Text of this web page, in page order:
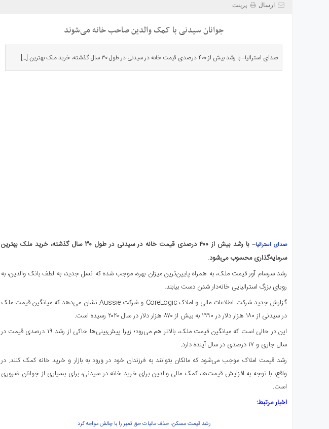
ارسال پرینت
جوانان سیدنی با کمک والدین صاحب خانه می‌شوند
صدای استرالیا– با رشد بیش از ۴۰۰ درصدی قیمت‌ خانه در سیدنی در طول ۳۰ سال گذشته، خرید ملک بهترین […]
صدای استرالیا
– با رشد بیش از ۴۰۰ درصدی قیمت‌ خانه در سیدنی در طول ۳۰ سال گذشته، خرید ملک بهترین
سرمایه‌گذاری محسوب می‌شود.
رشد سرسام آور قیمت ملک، به همراه پایین‌ترین میزان بهره، موجب شده که نسل جدید، به لطف بانک والدین، به
رویای بزرگ استرالیایی خانه‌دار شدن دست بیابند.
گزارش جدید شرکت اطلاعات مالی و املاک CoreLogic و شرکت Aussie نشان می‌دهد که میانگین قیمت ملک
در سیدنی از ۱۸۰ هزار دلار در ۱۹۹۰ به بیش از ۸۷۰ هزار دلار در سال ۲۰۲۰ رسیده است.
این در حالی است که میانگین قیمت ملک، بالاتر هم می‌رود؛ زیرا پیش‌بینی‌ها حاکی از رشد ۱۹ درصدی قیمت در
سال جاری و ۱۷ درصدی در سال آینده دارد.
رشد قیمت املاک موجب می‌شود که مالکان بتوانند به فرزندان خود در ورود به بازار و خرید خانه کمک کنند. در
واقع، با توجه به افزایش قیمت‌ها، کمک مالی والدین برای خرید خانه در سیدنی، برای بسیاری از جوانان ضروری
است.
اخبار مرتبط:
رشد قیمت مسکن، حذف مالیات حق تمبر را با چالش مواجه کرد